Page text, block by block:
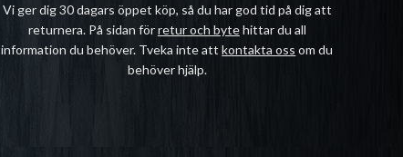
Vi ger dig 30 dagars öppet köp, så du har god tid på dig att
returnera. På sidan förretur och bytehittar du all
information du behöver. Tveka inte attkontakta oss om du
behöver hjälp.